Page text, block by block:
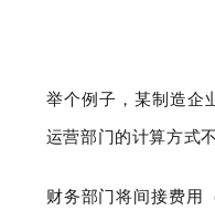
举个例子，某制造企
运营部门的计算方式
财务部门将间接费用